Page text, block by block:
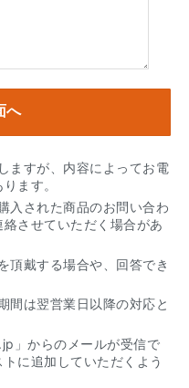
ますが、内容によってお電
ます。
入された商品のお問い合わ
させていただく場合があ
頂戴する場合や、回答でき
間は翌営業日以降の対応と
」からのメールが受信で
に追加していただくよう